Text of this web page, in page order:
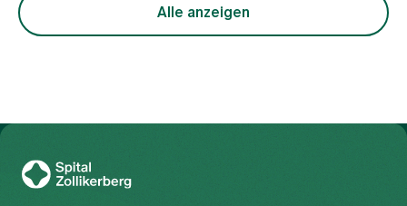
warum der freie Fluss von Qi (Lebensenergie) und
Alle anzeigen